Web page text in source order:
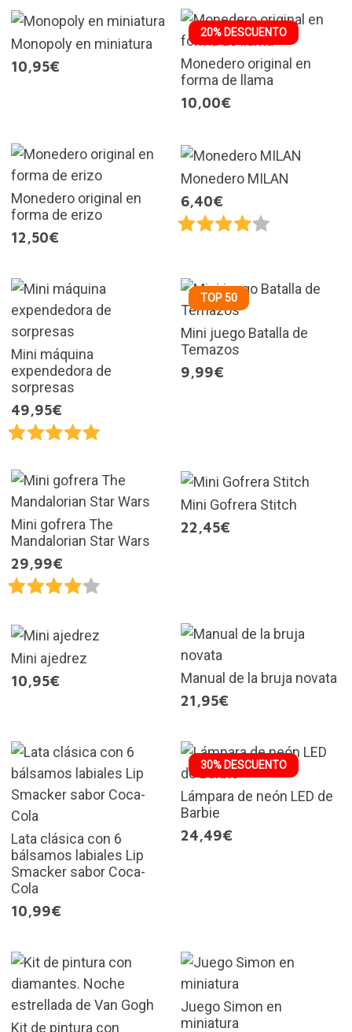
Monopoly en miniatura
10,95€
20% DESCUENTO
Monedero original en
forma de llama
10,00€
Monedero original en
forma de erizo
12,50€
Monedero MILAN
6,40€
Mini máquina
expendedora de
sorpresas
49,95€
TOP 50
Mini juego Batalla de
Temazos
9,99€
Mini gofrera The
Mandalorian Star Wars
29,99€
Mini Gofrera Stitch
22,45€
Mini ajedrez
10,95€
Manual de la bruja novata
21,95€
Lata clásica con 6
bálsamos labiales Lip
Smacker sabor Coca-
Cola
10,99€
30% DESCUENTO
Lámpara de neón LED de
Barbie
24,49€
Kit de pintura con
Juego Simon en
miniatura